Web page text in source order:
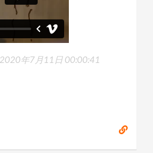
2020年7月11日 00:00:41